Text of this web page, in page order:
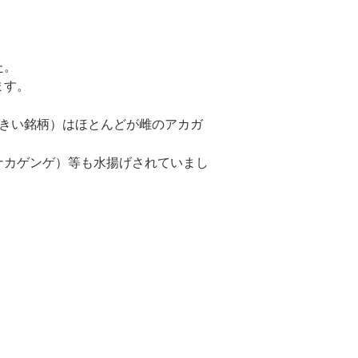
。
い銘柄）はほとんどが雌のアカガ
ゲンゲ）等も水揚げされていまし